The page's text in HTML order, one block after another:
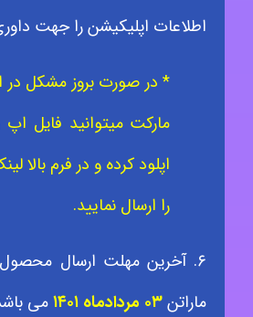
اطلاعات اپلیکیشن را جهت
* در صورت بروز مشکل در
مارکت میتوانید فایل
اپلود کرده و در فرم بالا
را ارسال نمایید.
۶. آخرین مهلت ارسال
ماراتن۰۳ مردادماه ۱۴۰۱ می